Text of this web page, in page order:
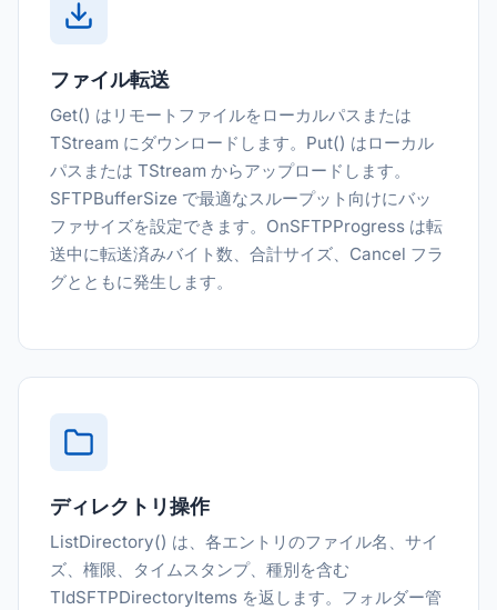
ファイル転送
Get() はリモートファイルをローカルパスまたは
TStream にダウンロードします。Put() はローカル
パスまたは TStream からアップロードします。
SFTPBufferSize で最適なスループット向けにバッ
ファサイズを設定できます。OnSFTPProgress は転
送中に転送済みバイト数、合計サイズ、Cancel フラ
グとともに発生します。
ディレクトリ操作
ListDirectory() は、各エントリのファイル名、サイ
ズ、権限、タイムスタンプ、種別を含む
TIdSFTPDirectoryItems を返します。フォルダー管